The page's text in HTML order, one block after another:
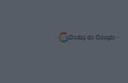
Dodaj do Google